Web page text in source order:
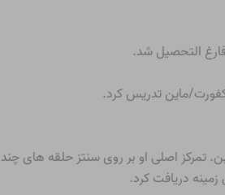
. تمرکز اصلی او بر روی سنتز حلقه های